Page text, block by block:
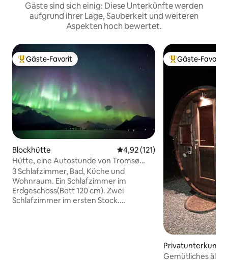
Gäste sind sich einig: Diese Unterkünfte werden
aufgrund ihrer Lage, Sauberkeit und weiteren
Aspekten hoch bewertet.
Beliebter Gäste-Favorit.
Gäste-Favorit
Blockhütte Durchschnittliche Bewertung:
4,92 (121)
Hütte, eine Autostunde von Tromsø
entfernt
3 Schlafzimmer, Bad, Küche und
Wohnraum. Ein Schlafzimmer im
Erdgeschoss(Bett 120 cm). Zwei
Schlafzimmer im ersten Stock.
Beliebter Gäste-
Gäste-Favorit
Privatunterkunft
Gemütliches